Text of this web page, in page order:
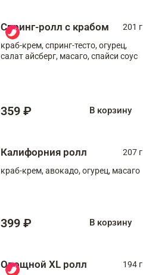
Спринг-ролл с крабом
201 г
краб-крем, спринг-тесто, огурец,
салат айсберг, масаго, спайси соус
359 ₽ В корзину
Калифорния ролл
207 г
краб-крем, авокадо, огурец, масаго
399 ₽ В корзину
Овощной XL ролл 194 г